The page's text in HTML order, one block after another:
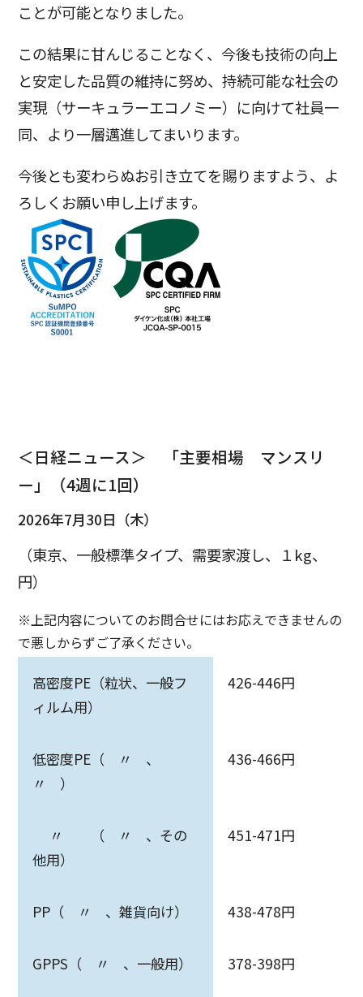
ことが可能となりました。
この結果に甘んじることなく、今後も技術の向上
と安定した品質の維持に努め、持続可能な社会の
実現（サーキュラーエコノミー）に向けて社員一
同、より一層邁進してまいります。
今後とも変わらぬお引き立てを賜りますよう、よ
ろしくお願い申し上げます。
＜日経ニュース＞ 「主要相場 マンスリ
ー」（4週に1回）
2026年7月30日（木）
（東京、一般標準タイプ、需要家渡し、１kg、
円）
※上記内容についてのお問合せにはお応えできませんの
で悪しからずご了承ください。
高密度PE（粒状、一般フ
ィルム用）
426-446円
低密度PE（ 〃 、
〃 ）
436-466円
〃 （ 〃 、その
他用）
451-471円
PP（ 〃 、雑貨向け） 438-478円
GPPS（ 〃 、一般用） 378-398円